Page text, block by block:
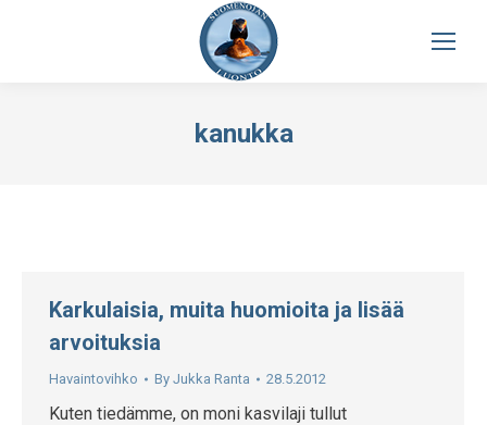
kanukka
Karkulaisia, muita huomioita ja lisää
arvoituksia
Havaintovihko By Jukka Ranta 28.5.2012
Kuten tiedämme, on moni kasvilaji tullut